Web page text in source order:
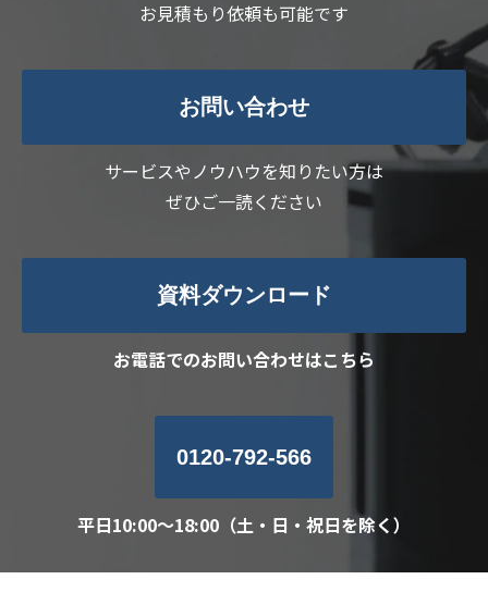
お見積もり依頼も可能です
お問い合わせ
サービスやノウハウを知りたい方は
ぜひご一読ください
資料ダウンロード
お電話でのお問い合わせはこちら
0120-792-566
平日10:00～18:00（土・日・祝日を除く）